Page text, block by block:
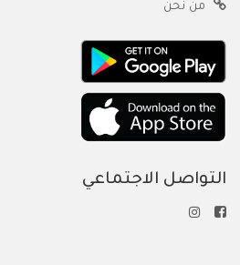
من نحن
التواصل الاجتماعي